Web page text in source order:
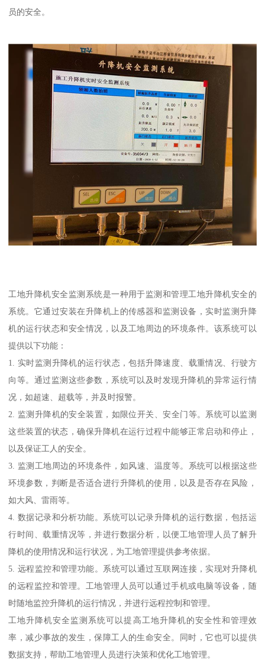
员的安全。
工地升降机安全监测系统是一种用于监测和管理工地升降机安全的
系统。它通过安装在升降机上的传感器和监测设备，实时监测升降
机的运行状态和安全情况，以及工地周边的环境条件。该系统可以
提供以下功能：
1. 实时监测升降机的运行状态，包括升降速度、载重情况、行驶方
向等。通过监测这些参数，系统可以及时发现升降机的异常运行情
况，如超速、超载等，并及时报警。
2. 监测升降机的安全装置，如限位开关、安全门等。系统可以监测
这些装置的状态，确保升降机在运行过程中能够正常启动和停止，
以及保证工人的安全。
3. 监测工地周边的环境条件，如风速、温度等。系统可以根据这些
环境参数，判断是否适合进行升降机的使用，以及是否存在风险，
如大风、雷雨等。
4. 数据记录和分析功能。系统可以记录升降机的运行数据，包括运
行时间、载重情况等，并进行数据分析，以便工地管理人员了解升
降机的使用情况和运行状况，为工地管理提供参考依据。
5. 远程监控和管理功能。系统可以通过互联网连接，实现对升降机
的远程监控和管理。工地管理人员可以通过手机或电脑等设备，随
时随地监控升降机的运行情况，并进行远程控制和管理。
工地升降机安全监测系统可以提高工地升降机的安全性和管理效
率，减少事故的发生，保障工人的生命安全。同时，它也可以提供
数据支持，帮助工地管理人员进行决策和优化工地管理。